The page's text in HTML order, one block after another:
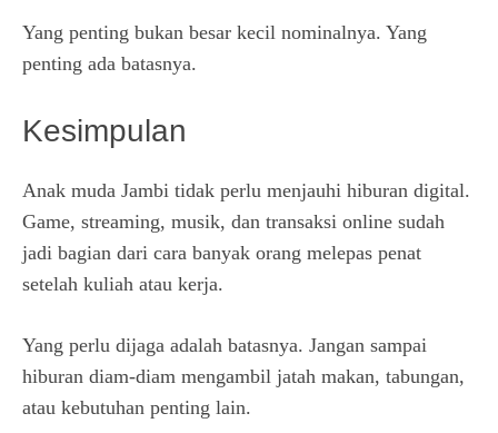
Yang penting bukan besar kecil nominalnya. Yang
penting ada batasnya.
Kesimpulan
Anak muda Jambi tidak perlu menjauhi hiburan digital.
Game, streaming, musik, dan transaksi online sudah
jadi bagian dari cara banyak orang melepas penat
setelah kuliah atau kerja.
Yang perlu dijaga adalah batasnya. Jangan sampai
hiburan diam-diam mengambil jatah makan, tabungan,
atau kebutuhan penting lain.